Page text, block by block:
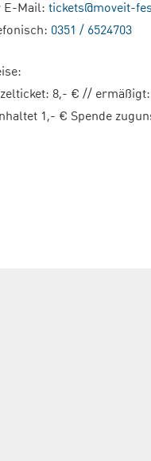
E-Mail: tickets@moveit-
0351 / 6524703
8,- € // ermäßigt:
1,- € Spende